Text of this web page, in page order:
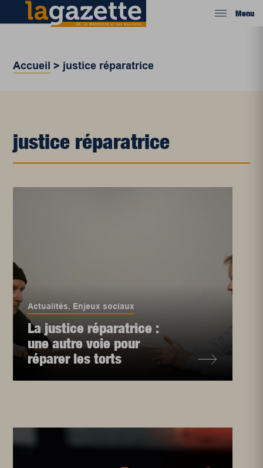
Menu
Accueil > justice réparatrice
justice réparatrice
Actualités, Enjeux sociaux
La justice réparatrice :
une autre voie pour
réparer les torts